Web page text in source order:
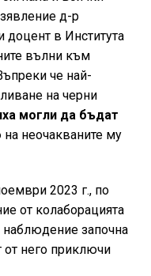
д-р
доцент в Института
вълни към
че най-
на черни
могли да бъдат
на неочакваните му
2023 г., по
от колаборацията
наблюдение започна
от него приключи